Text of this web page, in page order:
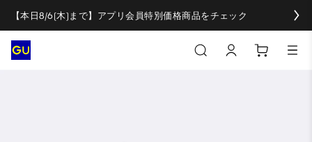
【本日8/6(木)まで】アプリ会員特別価格商品をチェック